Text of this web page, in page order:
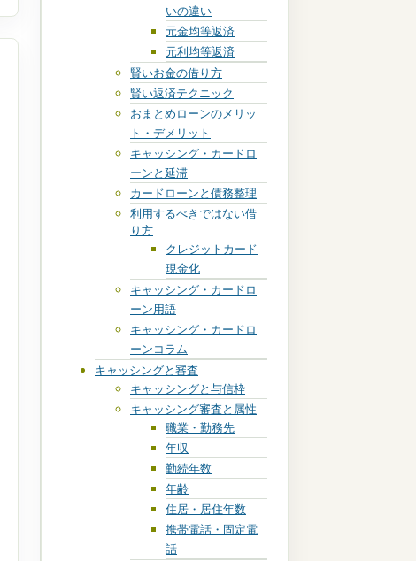
いの違い
元金均等返済
元利均等返済
賢いお金の借り方
賢い返済テクニック
おまとめローンのメリッ
ト・デメリット
キャッシング・カードロ
ーンと延滞
カードローンと債務整理
利用するべきではない借
り方
クレジットカード
現金化
キャッシング・カードロ
ーン用語
キャッシング・カードロ
ーンコラム
キャッシングと審査
キャッシングと与信枠
キャッシング審査と属性
職業・勤務先
年収
勤続年数
年齢
住居・居住年数
携帯電話・固定電
話